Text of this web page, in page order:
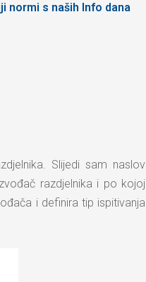
normi s naših Info dana
Slijedi sam naslov
razdjelnika i po kojoj
i definira tip ispitivanja